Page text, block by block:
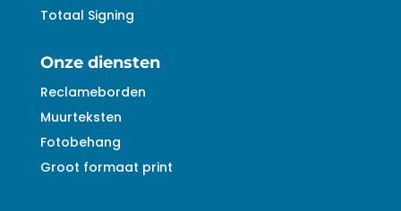
Totaal Signing
Onze diensten
Reclameborden
Muurteksten
Fotobehang
Groot formaat print